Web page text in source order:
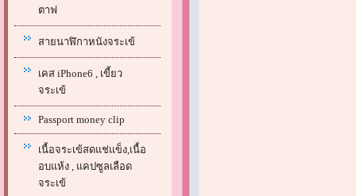
ตาฟ
สายนาฬิกาหนังจระเข้
เคส iPhone6 , เขี้ยว
จระเข้
Passport money clip
เนื้อจระเข้สดแช่แข็ง,เนื้อ
อบแห้ง , แคปซูลเลือด
จระเข้